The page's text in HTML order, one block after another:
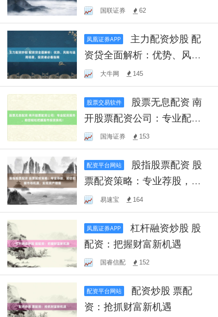
资者实现财富增值梦想！
国联证券 62
凤凰证券APP
资贷全面解析：优势、风险
与适用场景，投资者必备指
南
大牛网 145
股票交易软件
开股票配资公司：专业配资
服务，助您轻松把握股市投
资良机！
国海证券 153
配资平台网站
票配资策略：专业荐股，助
您把握市场机遇，实现资产
增值
易速宝 164
凤凰证券APP
杠杆融资炒股 股
配资：把握财富新机遇
国睿信配 152
配资平台网站
资：抢抓财富新机遇